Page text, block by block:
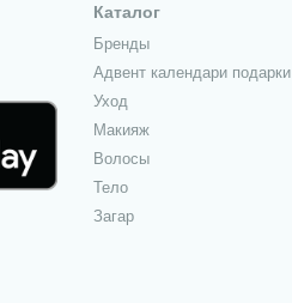
Каталог
Бренды
Адвент календари подарки
Уход
Макияж
Волосы
Тело
Загар